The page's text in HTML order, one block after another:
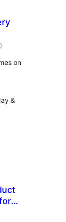
–
totaal
waarderingen
)
on
&